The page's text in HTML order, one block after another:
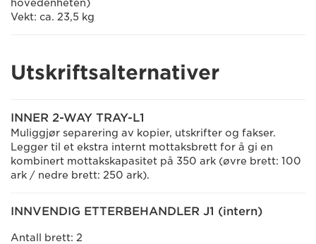
hovedenheten)
Vekt: ca. 23,5 kg
Utskriftsalternativer
INNER 2-WAY TRAY-L1
Muliggjør separering av kopier, utskrifter og fakser.
Legger til et ekstra internt mottaksbrett for å gi en
kombinert mottakskapasitet på 350 ark (øvre brett: 100
ark / nedre brett: 250 ark).
INNVENDIG ETTERBEHANDLER J1 (intern)
Antall brett: 2